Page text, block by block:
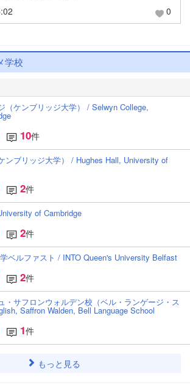
0
学校
（ケンブリッジ大学） / Selwyn College,
10件
ンブリッジ大学） / Hughes Hall, University of
2件
of Cambridge
2件
ベルファスト / INTO Queen's University Belfast
2件
・サフロンウォルデン校（ベル・ランゲージ・ス
Saffron Walden, Bell Language School
1件
もっと見る